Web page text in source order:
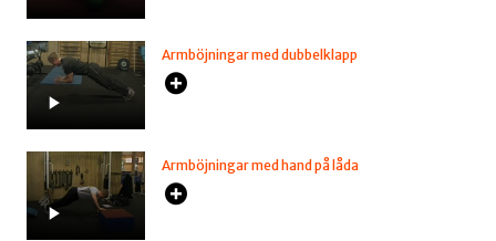
Armböjningar med dubbelklapp
Armböjningar med hand på låda